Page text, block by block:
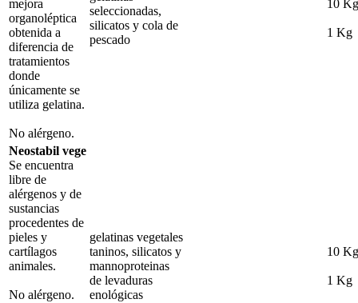
mejora
organoléptica
obtenida a
diferencia de
tratamientos
donde
únicamente se
utiliza gelatina.
No alérgeno.
seleccionadas,
silicatos y cola de
pescado
10 Kg
1 Kg
Neostabil vege
Se encuentra
libre de
alérgenos y de
sustancias
procedentes de
pieles y
cartílagos
animales.
No alérgeno.
gelatinas vegetales
taninos, silicatos y
mannoproteinas
de levaduras
enológicas
10 Kg
1 Kg